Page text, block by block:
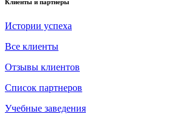
Клиенты и партнеры
Истории успеха
Все клиенты
Отзывы клиентов
Список партнеров
Учебные заведения